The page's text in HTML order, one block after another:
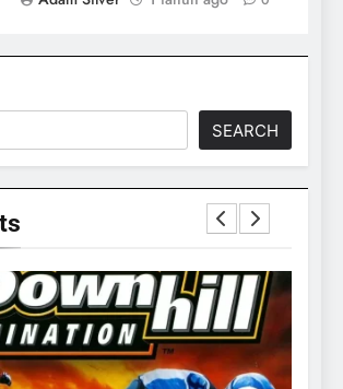
SEARCH